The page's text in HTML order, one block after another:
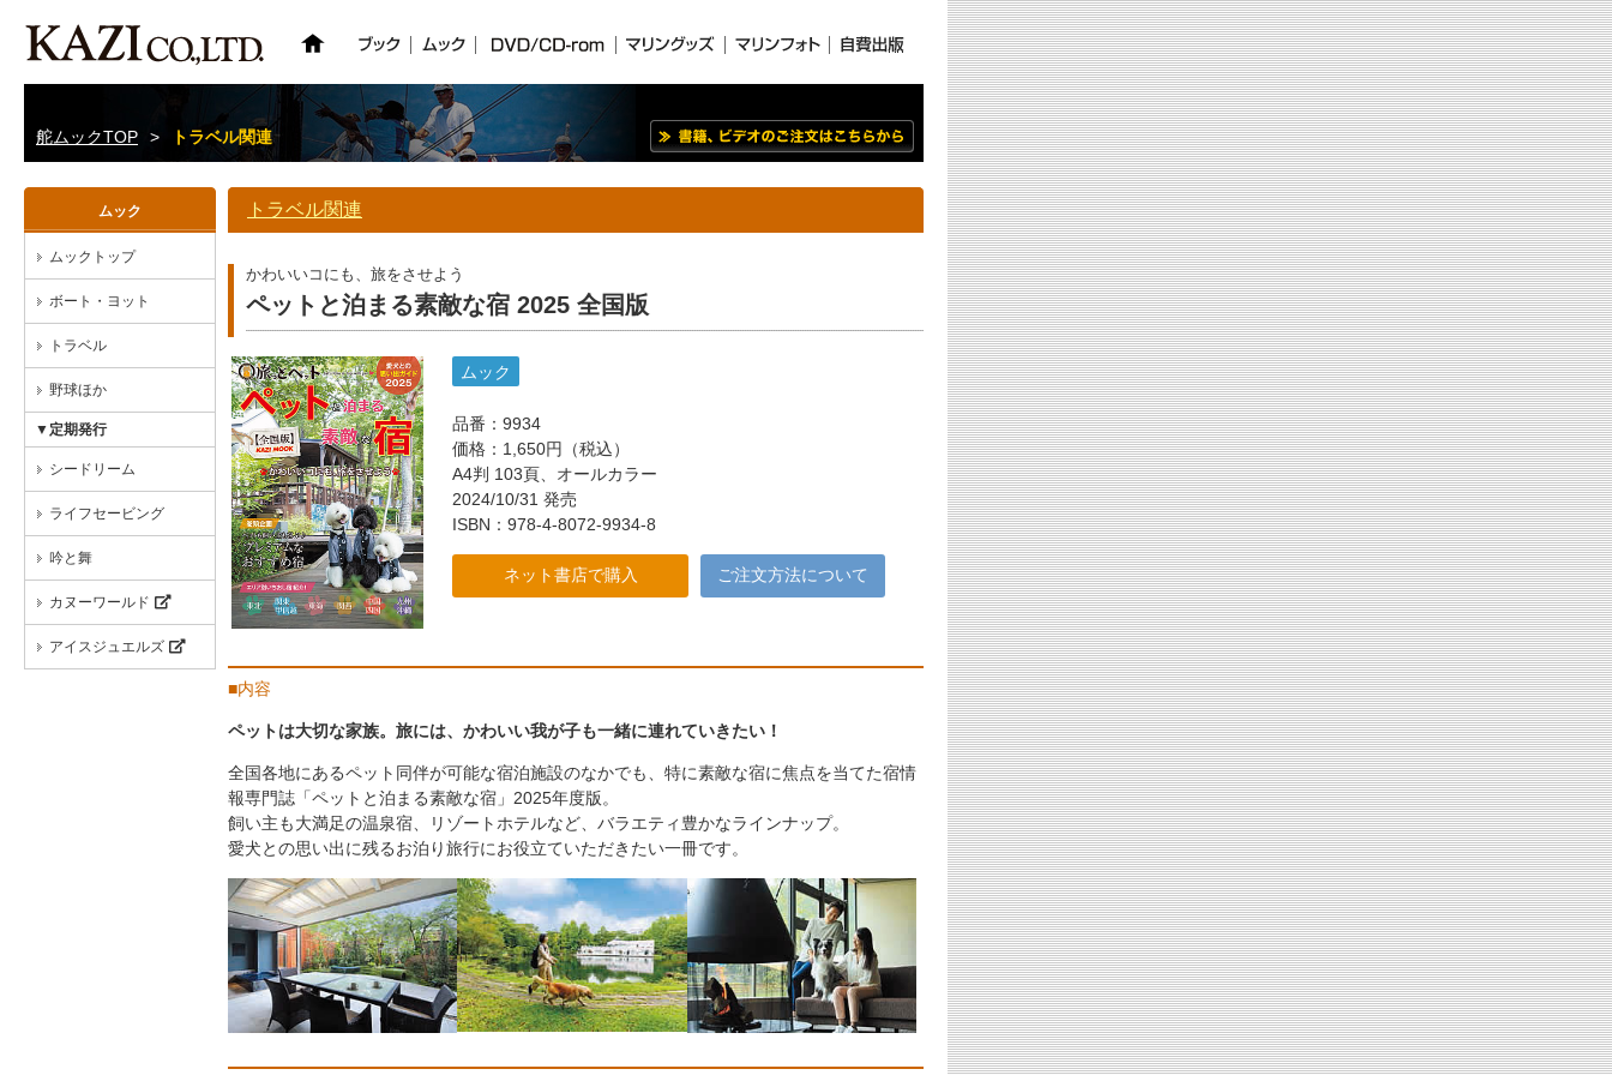
舵ムックTOP > トラベル関連
ムック
ムックトップ
ボート・ヨット
トラベル
野球ほか
▼定期発行
シードリーム
ライフセービング
吟と舞
カヌーワールド
アイスジュエルズ
トラベル関連
かわいいコにも、旅をさせよう
ペットと泊まる素敵な宿 2025 全国版
ムック
品番：9934
価格：1,650円（税込）
A4判 103頁、オールカラー
2024/10/31 発売
ISBN：978-4-8072-9934-8
ネット書店で購入 ご注文方法について
■内容
ペットは大切な家族。旅には、かわいい我が子も一緒に連れていきたい！
全国各地にあるペット同伴が可能な宿泊施設のなかでも、特に素敵な宿に焦点を当てた宿情
報専門誌「ペットと泊まる素敵な宿」2025年度版。
飼い主も大満足の温泉宿、リゾートホテルなど、バラエティ豊かなラインナップ。
愛犬との思い出に残るお泊り旅行にお役立ていただきたい一冊です。